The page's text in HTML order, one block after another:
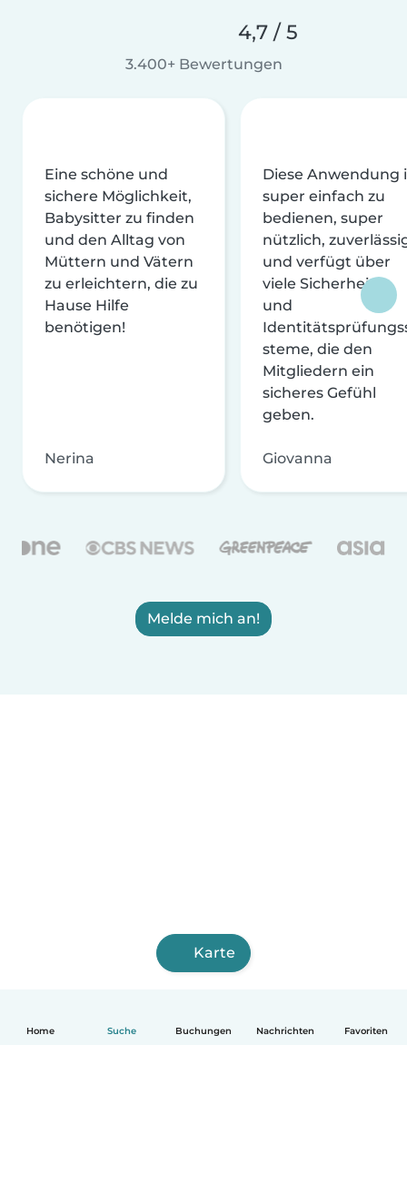
Home Suche Buchungen Nachrichten Favoriten
4,7 / 5
3.400+ Bewertungen
Eine schöne und
sichere Möglichkeit,
Babysitter zu finden
und den Alltag von
Müttern und Vätern
zu erleichtern, die zu
Hause Hilfe
benötigen!
Nerina
Diese Anwendung
super einfach zu
bedienen, super
nützlich,
und verfügt über
viele Sicherheits-
und
steme, die den
Mitgliedern ein
sicheres Gefühl
geben.
Giovanna
Melde mich an!
Karte